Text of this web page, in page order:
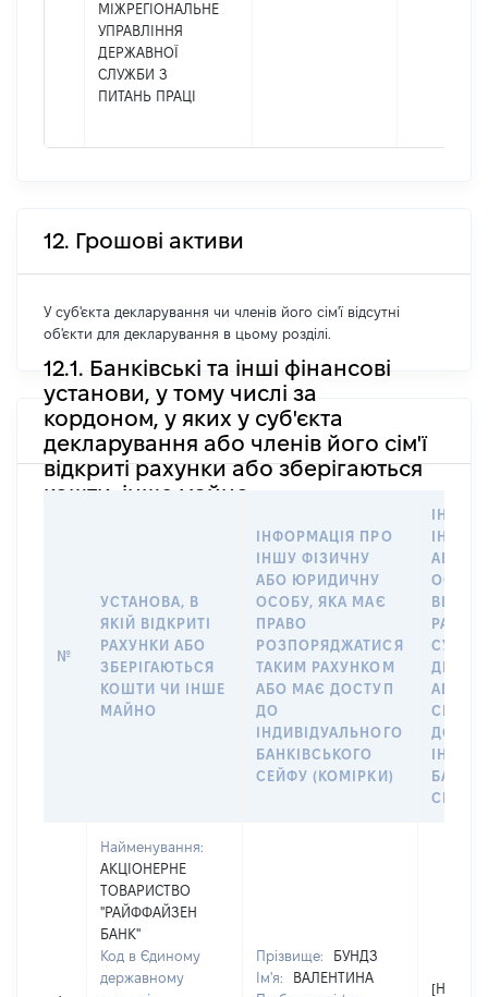
МІЖРЕГІОНАЛЬНЕ
УПРАВЛІННЯ
ДЕРЖАВНОЇ
СЛУЖБИ З
ПИТАНЬ ПРАЦІ
12. Грошові активи
У суб'єкта декларування чи членів його сім'ї відсутні
об'єкти для декларування в цьому розділі.
12.1. Банківські та інші фінансові
установи, у тому числі за
кордоном, у яких у суб'єкта
декларування або членів його сім'ї
відкриті рахунки або зберігаються
кошти, інше майно
№
УСТАНОВА, В
ЯКІЙ ВІДКРИТІ
РАХУНКИ АБО
ЗБЕРІГАЮТЬСЯ
КОШТИ ЧИ ІНШЕ
МАЙНО
ІНФОРМАЦІЯ ПРО
ІНШУ ФІЗИЧНУ
АБО ЮРИДИЧНУ
ОСОБУ, ЯКА МАЄ
ПРАВО
РОЗПОРЯДЖАТИСЯ
ТАКИМ РАХУНКОМ
АБО МАЄ ДОСТУП
ДО
ІНДИВІДУАЛЬНОГО
БАНКІВСЬКОГО
СЕЙФУ (КОМІРКИ)
ІНШУ
АБО
АБО
СІМ’Ї
СЕЙФУ
Найменування:
АКЦІОНЕРНЕ
ТОВАРИСТВО
"РАЙФФАЙЗЕН
БАНК"
Код в Єдиному
державному
Прізвище:
БУНДЗ
Ім'я:
ВАЛЕНТИНА
[Не